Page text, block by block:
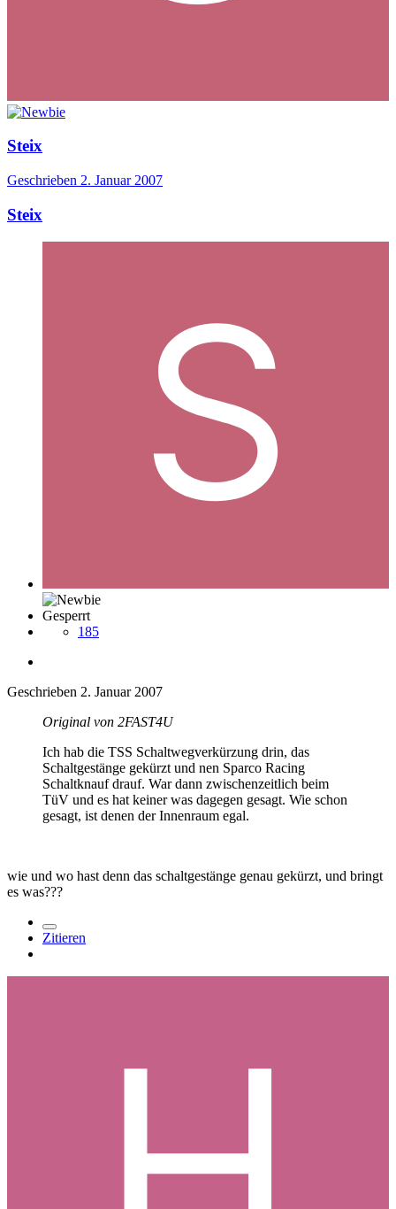
Steix
Geschrieben 2. Januar 2007
Steix
Gesperrt
185
Geschrieben 2. Januar 2007
Original von 2FAST4U
Ich hab die TSS Schaltwegverkürzung drin, das
Schaltgestänge gekürzt und nen Sparco Racing
Schaltknauf drauf. War dann zwischenzeitlich beim
TüV und es hat keiner was dagegen gesagt. Wie schon
gesagt, ist denen der Innenraum egal.
wie und wo hast denn das schaltgestänge genau gekürzt, und bringt
es was???
Zitieren